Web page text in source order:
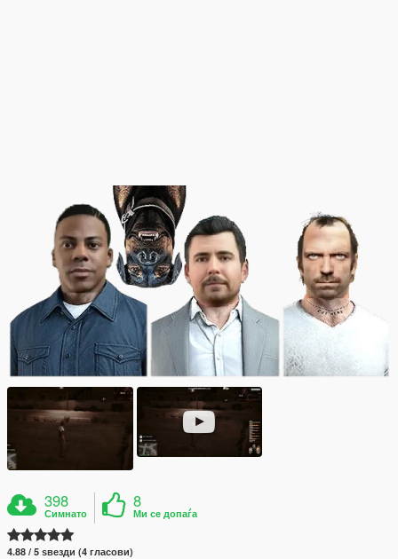
398
Симнато
8
Ми се допаѓа
4.88 / 5 ѕвезди (4 гласови)